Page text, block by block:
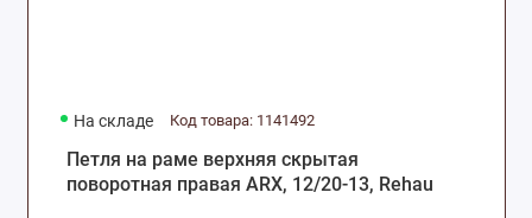
На складе Код товара: 1141492
Петля на раме верхняя скрытая
поворотная правая ARX, 12/20-13, Rehau